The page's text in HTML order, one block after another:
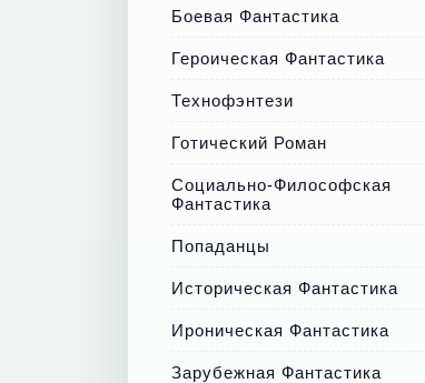
Боевая Фантастика
Героическая Фантастика
Технофэнтези
Готический Роман
Социально-Философская
Фантастика
Попаданцы
Историческая Фантастика
Ироническая Фантастика
Зарубежная Фантастика